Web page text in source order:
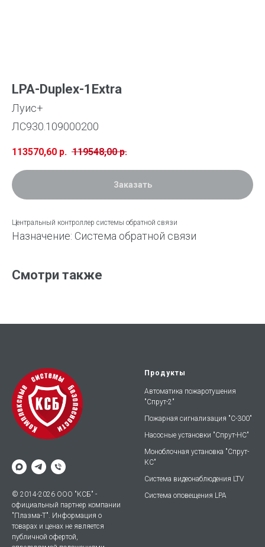
LPA-Duplex-1Extra
Луис+
ЛС930.109000200
113570,60 р. 119548,00 р.
Заказать
Центральный контроллер системы обратной связи
Назначение: Система обратной связи
Смотри также
© 2014-2026 ООО "КСБ" -
официальный партнер компании
"Плазма-Т". Информация о
товарах и ценах не является
публичной офертой,
Продукты
Автоматика пожаротушения
"Спрут-2"
Пожарная сигнализация "С-300"
Насосные установки "Спрут-НС"
Моноблочная установка "Спрут-
КС"
Система видеонаблюдения LTV
Система оповещения LPA